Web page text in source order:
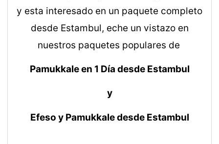
y esta interesado en un paquete completo
desde Estambul, eche un vistazo en
nuestros paquetes populares de
Pamukkale en 1 Día desde Estambul
y
Efeso y Pamukkale desde Estambul